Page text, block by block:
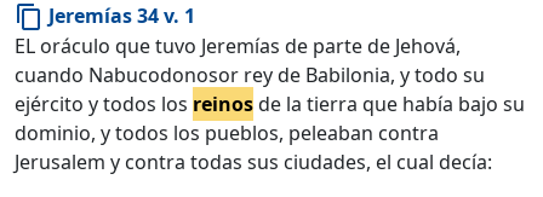
content_copy Jeremías 34 v. 1
EL oráculo que tuvo Jeremías de parte de Jehová,
cuando Nabucodonosor rey de Babilonia, y todo su
ejército y todos los reinosde la tierra que había bajo su
dominio, y todos los pueblos, peleaban contra
Jerusalem y contra todas sus ciudades, el cual decía: